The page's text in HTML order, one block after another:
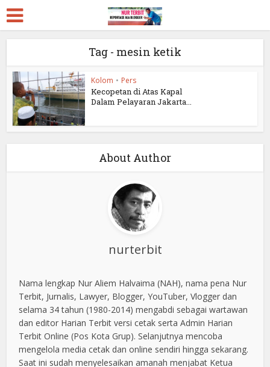
Tag - mesin ketik
Kolom • Pers
Kecopetan di Atas Kapal
Dalam Pelayaran Jakarta...
About Author
nurterbit
Nama lengkap Nur Aliem Halvaima (NAH), nama pena Nur
Terbit, Jurnalis, Lawyer, Blogger, YouTuber, Vlogger dan
selama 34 tahun (1980-2014) mengabdi sebagai wartawan
dan editor Harian Terbit versi cetak serta Admin Harian
Terbit Online (Pos Kota Grup). Selanjutnya mencoba
mengelola media cetak dan online sendiri hingga sekarang.
Saat ini sudah menyelesaikan amanah menjabat Ketua